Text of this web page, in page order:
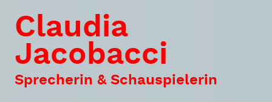
Claudia
Jacobacci
Sprecherin & Schauspielerin